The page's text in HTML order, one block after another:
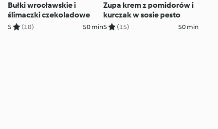
Bułki wrocławskie i
ślimaczki czekoladowe
5 (18) 50 min
Zupa krem z pomidorów i
kurczak w sosie pesto
5 (15) 50 min